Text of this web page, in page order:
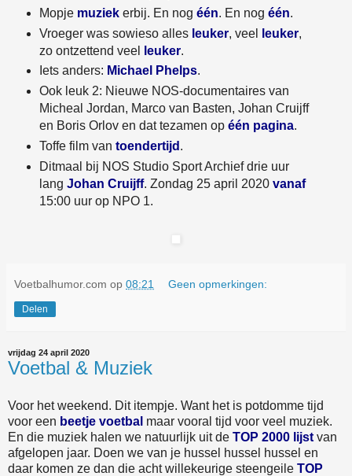
Mopje muziekerbij. En nog één. En nog één.
Vroeger was sowieso alles leuker, veel leuker,
zo ontzettend veel
leuker.
Iets anders: Michael Phelps.
Ook leuk 2: Nieuwe NOS-documentaires van
Micheal Jordan, Marco van Basten, Johan Cruijff
en Boris Orlov en dat tezamen op één pagina.
Toffe film van toendertijd .
Ditmaal bij NOS Studio Sport Archief drie uur
lang Johan Cruijff. Zondag 25 april 2020 vanaf
15:00 uur op NPO 1.
Voetbalhumor.com op 08:21 Geen opmerkingen:
Delen
vrijdag 24 april 2020
Voetbal & Muziek
Voor het weekend. Dit itempje. Want het is potdomme tijd
voor een beetje voetbal maar vooral tijd voor veel muziek.
En die muziek halen we natuurlijk uit de TOP 2000 lijst van
afgelopen jaar. Doen we van je hussel hussel hussel en
daar komen ze dan die acht willekeurige steengeile TOP